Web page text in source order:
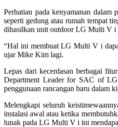
Perhatian pada kenyamanan
seperti gedung atau rumah tempat
dihasilkan unit outdoor LG Multi V i
“Hal ini membuat LG Multi V i
ujar Mike Kim lagi.
Lepas dari kecerdasan berbagai
Department Leader for SAC of
penggunaan rancangan baru dalam
Melengkapi seluruh
instalasi awal atau ketika
lunak pada LG Multi V i ini